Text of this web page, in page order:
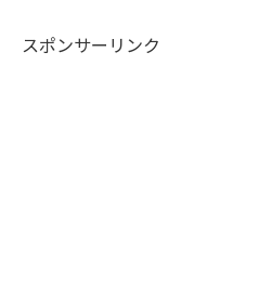
スポンサーリンク